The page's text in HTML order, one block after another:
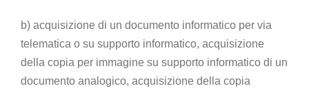
b) acquisizione di un documento informatico per via
telematica o su supporto informatico, acquisizione
della copia per immagine su supporto informatico di un
documento analogico, acquisizione della copia